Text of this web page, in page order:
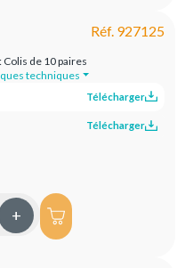
Réf. 927125
: Colis de 10 paires
techniques
Télécharger
Télécharger
+